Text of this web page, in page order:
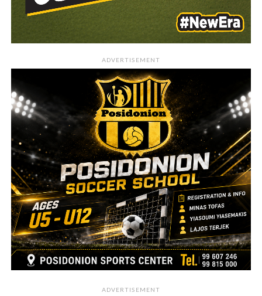
ADVERTISEMENT
ADVERTISEMENT